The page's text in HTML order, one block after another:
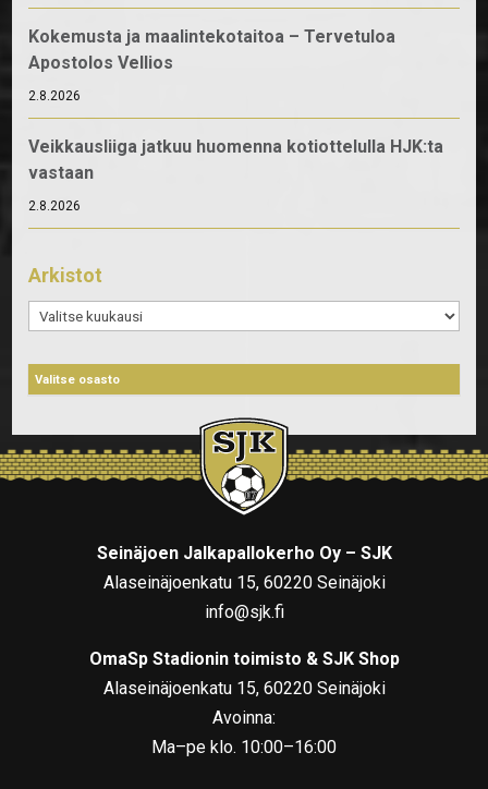
Kokemusta ja maalintekotaitoa – Tervetuloa
Apostolos Vellios
2.8.2026
Veikkausliiga jatkuu huomenna kotiottelulla HJK:ta
vastaan
2.8.2026
Arkistot
Arkistot
Seinäjoen Jalkapallokerho Oy – SJK
Alaseinäjoenkatu 15, 60220 Seinäjoki
info@sjk.fi
OmaSp Stadionin toimisto & SJK Shop
Alaseinäjoenkatu 15, 60220 Seinäjoki
Avoinna:
Ma–pe klo. 10:00–16:00